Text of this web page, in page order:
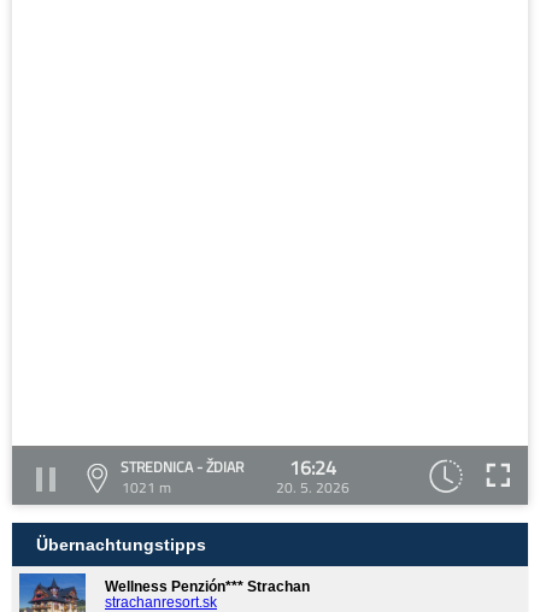
STREDNICA - ŽDIAR
1021 m
16:24
20. 5. 2026
Übernachtungstipps
Wellness Penzión*** Strachan
strachanresort.sk